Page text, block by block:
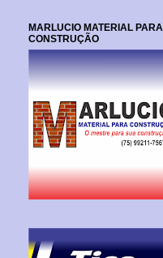
MARLUCIO MATERIAL PARA
CONSTRUÇÃO